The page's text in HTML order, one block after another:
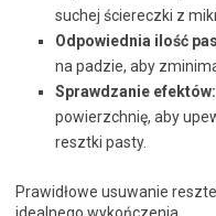
suchej ściereczki z
Odpowiednia ilość
na padzie, aby
Sprawdzanie efektów:
powierzchnię, aby
resztki pasty.
Prawidłowe usuwanie